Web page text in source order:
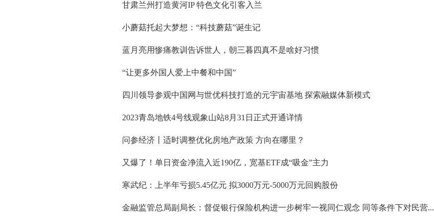
甘肃兰州打造黄河IP 特色文化引客入兰
小蘑菇托起大梦想：“科技蘑菇”诞生记
蓝月亮用惨痛教训告诉世人，朝三暮四真不是啥好习惯
“让更多外国人爱上中餐和中国”
四川领导参观中国网与世优科技打造的元宇宙基地 探索融媒体新模式
2023青岛地铁4号线观象山站8月31日正式开通详情
问参经济丨适时调整优化房地产政策 方向在哪里？
又爆了！单日资金净流入近190亿，宽基ETF成“吸金”主力
寒武纪：上半年亏损5.45亿元 拟3000万元-5000万元回购股份
金融监管总局副局长：督促银行保险机构进一步树牢一视同仁观念 同等条件下对民营...